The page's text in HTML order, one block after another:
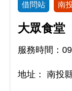
借問站 南
大眾食堂
服務時間：
地址： 南投